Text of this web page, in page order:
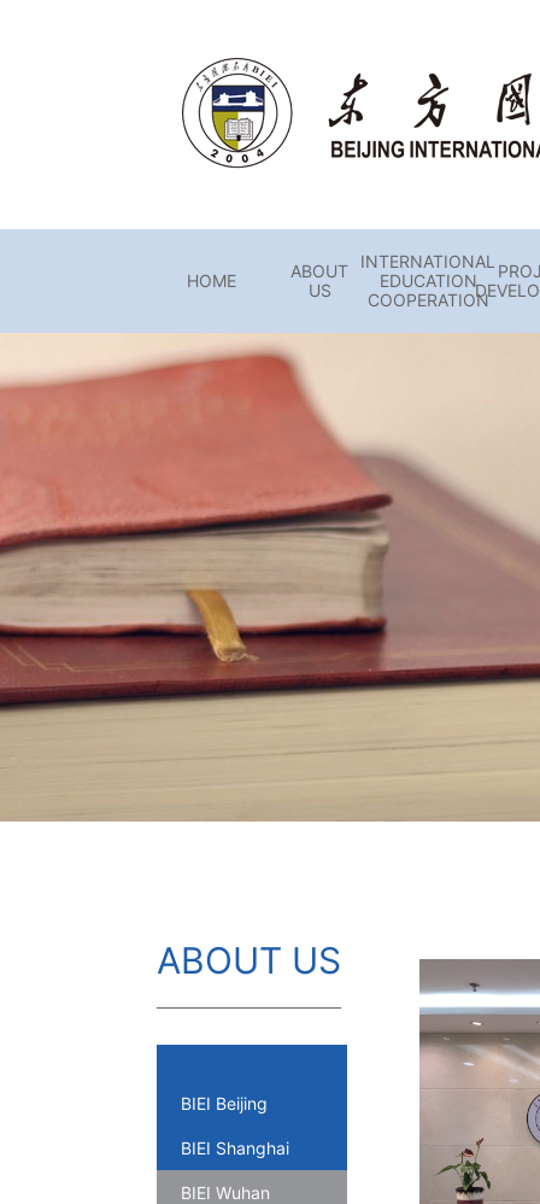
HOME
ABOUT
US
INTERNATIONAL
EDUCATION
COOPERATION
ABOUT US
BIEI Beijing
BIEI Shanghai
BIEI Wuhan